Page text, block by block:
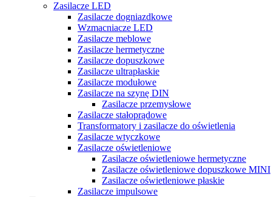
Zasilacze LED
Zasilacze dogniazdkowe
Wzmacniacze LED
Zasilacze meblowe
Zasilacze hermetyczne
Zasilacze dopuszkowe
Zasilacze ultrapłaskie
Zasilacze modułowe
Zasilacze na szynę DIN
Zasilacze przemysłowe
Zasilacze stałoprądowe
Transformatory i zasilacze do oświetlenia
Zasilacze wtyczkowe
Zasilacze oświetleniowe
Zasilacze oświetleniowe hermetyczne
Zasilacze oświetleniowe dopuszkowe MINI
Zasilacze oświetleniowe płaskie
Zasilacze impulsowe